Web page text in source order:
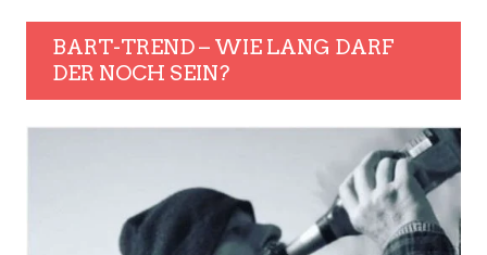
BART-TREND – WIE LANG DARF
DER NOCH SEIN?